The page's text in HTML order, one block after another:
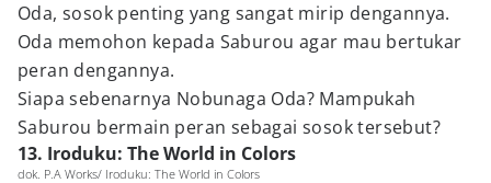
Oda, sosok penting yang sangat mirip dengannya.
Oda memohon kepada Saburou agar mau bertukar
peran dengannya.
Siapa sebenarnya Nobunaga Oda? Mampukah
Saburou bermain peran sebagai sosok tersebut?
13. Iroduku: The World in Colors
dok. P.A Works/ Iroduku: The World in Colors